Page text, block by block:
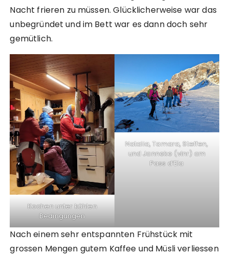
Nacht frieren zu müssen. Glücklicherweise war das
unbegründet und im Bett war es dann doch sehr
gemütlich.
Kochen unter kühlen
Bedingungen
Natalia, Tamara, Steffen,
und Janneke (vlnr) am
Pass d’Ela
Nach einem sehr entspannten Frühstück mit
grossen Mengen gutem Kaffee und Müsli verliessen